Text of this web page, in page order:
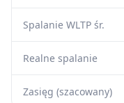
Spalanie WLTP śr.
Realne spalanie
Zasięg (szacowany)